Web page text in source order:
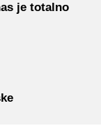
je totalno